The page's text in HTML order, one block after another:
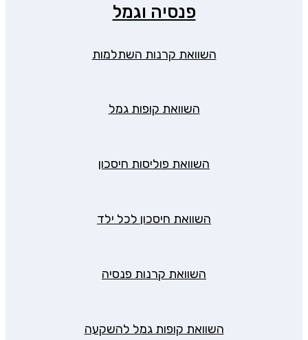
פנסיה וגמל
השוואת קרנות השתלמות
השוואת קופות גמל
השוואת פוליסות חיסכון
השוואת חיסכון לכל ילד
השוואת קרנות פנסיה
השוואת קופות גמל להשקעה